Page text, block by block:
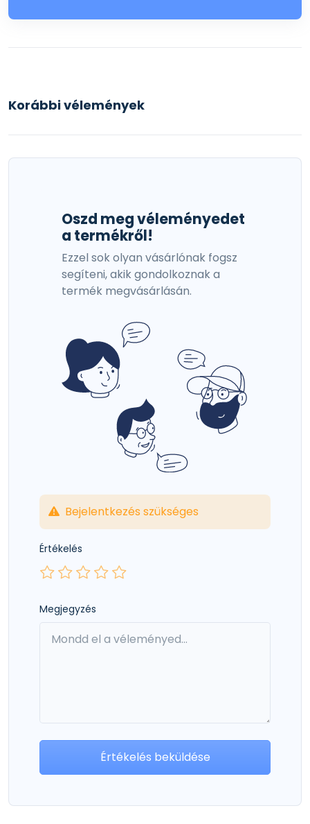
Korábbi vélemények
Oszd meg véleményedet
a termékről!
Ezzel sok olyan vásárlónak fogsz
segíteni, akik gondolkoznak a
termék megvásárlásán.
Bejelentkezés szükséges
Értékelés
Megjegyzés
Értékelés beküldése